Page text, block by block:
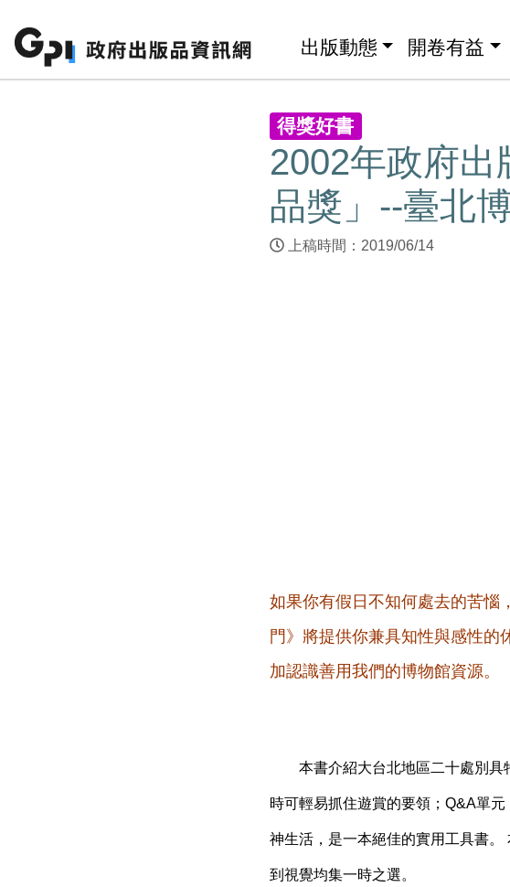
出版動態 開卷有益
得獎好書
2002年政府出
品獎」--臺北
上稿時間：2019/06/14
如果你有假日不知何處去的苦惱
門》將提供你兼具知性與感性的
加認識善用我們的博物館資源。
本書介紹大台北地區二十處別具
時可輕易抓住遊賞的要領；Q&A單
神生活，是一本絕佳的實用工具書
到視覺均集一時之選。